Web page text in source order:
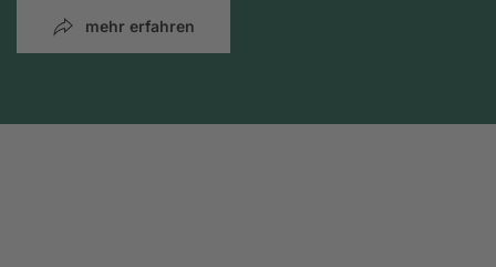
mehr erfahren